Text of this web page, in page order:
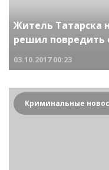
Житель Татарска
решил повредить
03.10.2017 00:23